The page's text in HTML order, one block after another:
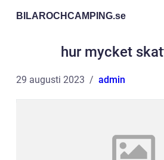
BILAROCHCAMPING.se
hur mycket
29 augusti 2023 admin